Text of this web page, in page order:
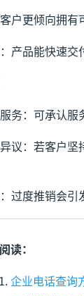
户更倾向拥有
产品能快速交
务：可承认
议：若客户
过度推销会
读：
企业电话查询